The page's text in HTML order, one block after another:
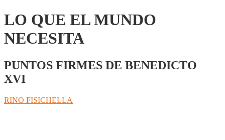
LO QUE EL MUNDO
NECESITA
PUNTOS FIRMES DE BENEDICTO
XVI
RINO FISICHELLA